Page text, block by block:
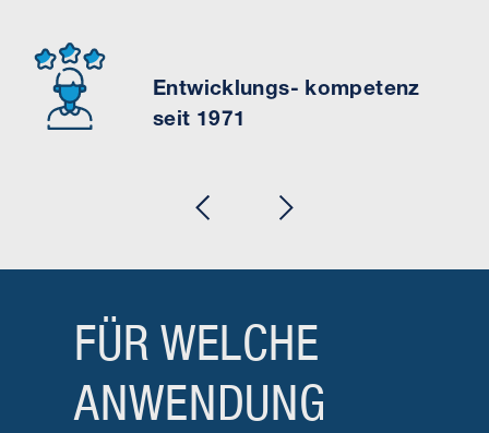
Entwicklungs- kompetenz
seit 1971
FÜR WELCHE
ANWENDUNG